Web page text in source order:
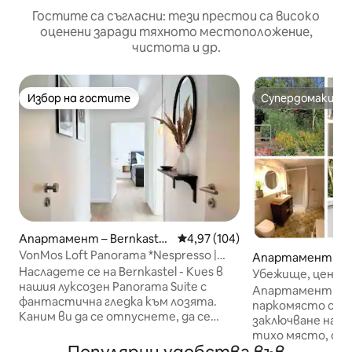
Гостите са съгласни: тези престои са високо
оценени заради тяхното местоположение,
чистота и др.
Избор на гостите
Избор на гостите
Апартамент – Bernkastel
-Kues
Средна оценка: 4,97 от 5,
4,97 (104)
VonMos Loft Panorama *Nespresso |
Netflix*
Насладете се на Bernkastel - Kues в
нашия луксозен Panorama Suite с
фантастична гледка към лозята.
Каним ви да се отпуснете, да се
насладите. → 2x КУТИЯ PRINGBED
Супердомакин
Супердомакин
Апартамент –
Убежище,
паркинг и
Апартамент с
паркомясто с
заключване на
тихо място,